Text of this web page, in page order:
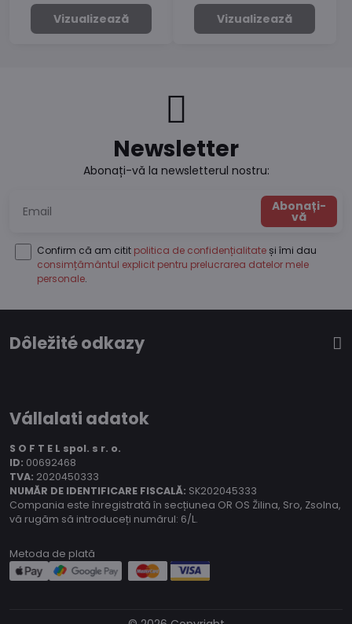
Vizualizează Vizualizează
Newsletter
Abonați-vă la newsletterul nostru:
Abonați-
vă
Confirm că am citit politica de confidențialitate și îmi dau
consimțământul explicit pentru prelucrarea datelor mele
personale.
Dôležité odkazy
Vállalati adatok
S O F T E L spol. s r. o.
ID: 00692468
TVA: 2020450333
NUMĂR DE IDENTIFICARE FISCALĂ: SK202045333
Compania este înregistrată în secțiunea OR OS Žilina, Sro, Zsolna,
vă rugăm să introduceți numărul: 6/L.
Metoda de plată